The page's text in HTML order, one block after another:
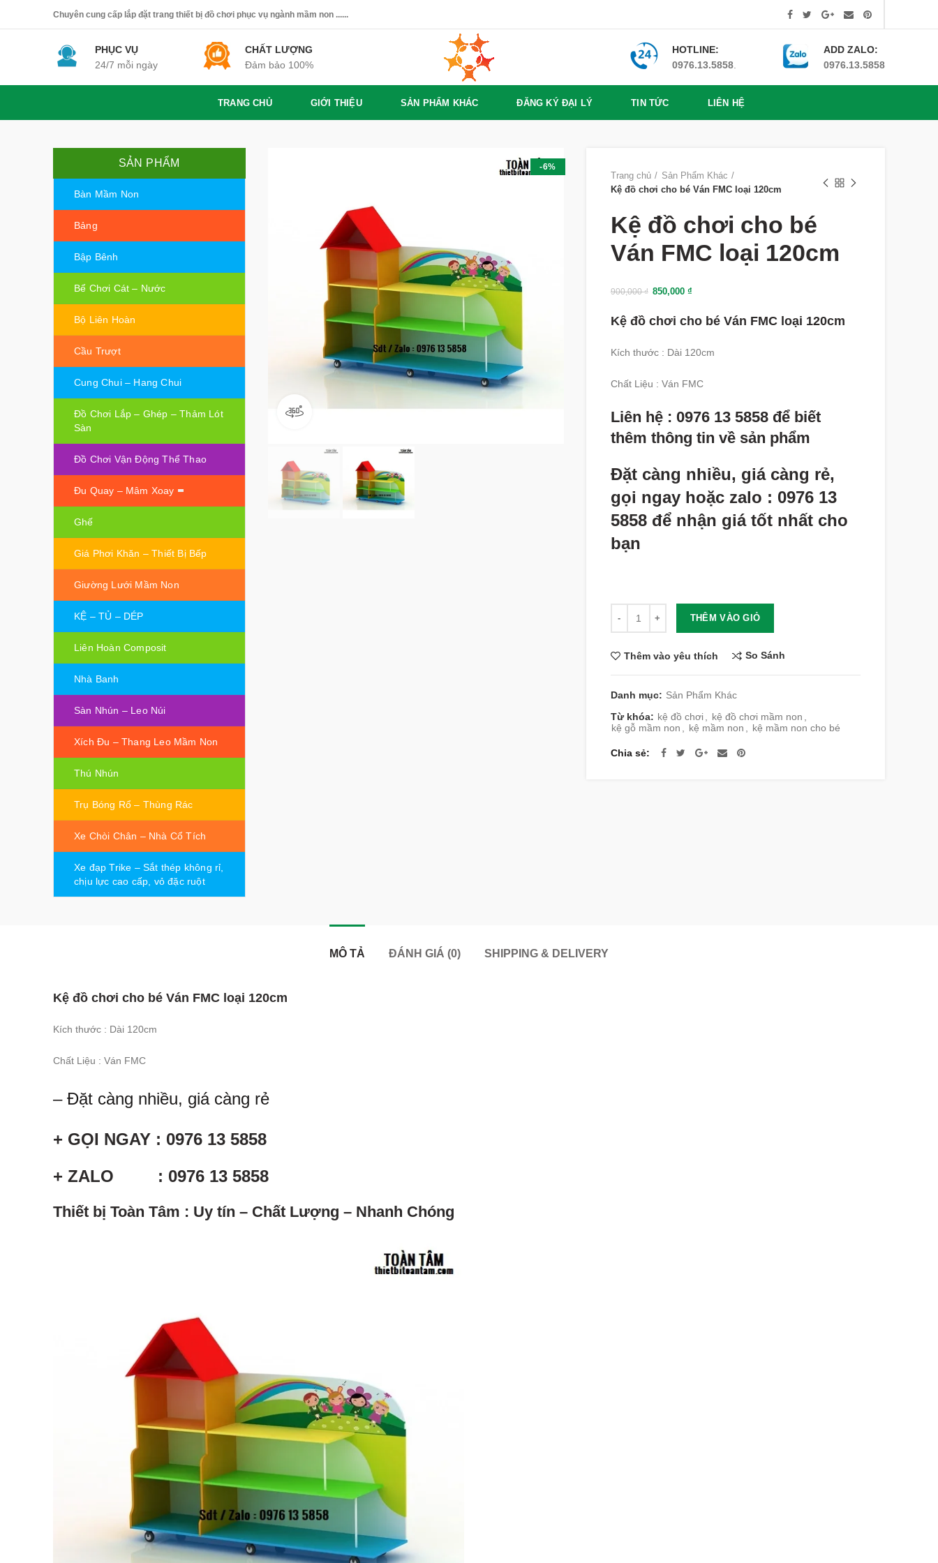
Chuyên cung cấp lắp đặt trang thiết bị đồ chơi phục vụ ngành mầm non ......
PHỤC VỤ
24/7 mỗi ngày
CHẤT LƯỢNG
Đảm bảo 100%
HOTLINE:
0976.13.5858
ADD ZALO:
0976.13.5858
TRANG CHỦ GIỚI THIỆU SẢN PHẨM KHÁC ĐĂNG KÝ ĐẠI LÝ TIN TỨC LIÊN HỆ
-6%
360 product view
Trang chủ
Sản Phẩm Khác
Kệ đồ chơi cho bé Ván FMC loại 120cm
Kệ đồ chơi cho bé
Ván FMC loại 120cm
900,000₫ 850,000 ₫
Kệ đồ chơi cho bé Ván FMC loại 120cm
Kích thước : Dài 120cm
Chất Liệu : Ván FMC
Liên hệ : 0976 13 5858 để biết
thêm thông tin về sản phẩm
Đặt càng nhiều, giá càng rẻ,
gọi ngay hoặc zalo : 0976 13
5858 để nhận giá tốt nhất cho
bạn
THÊM VÀO GIỎ
Thêm vào yêu thích So Sánh
Danh mục: Sản Phẩm Khác
Từ khóa: kệ đồ chơi , kệ đồ chơi mầm non ,
kệ gỗ mầm non , kệ mầm non , kệ mầm non cho bé
Chia sẻ
SẢN PHẨM
Bàn Mầm Non
Bảng
Bập Bênh
Bể Chơi Cát – Nước
Bộ Liên Hoàn
Cầu Trượt
Cung Chui – Hang Chui
Đồ Chơi Lắp – Ghép – Thảm Lót
Sàn
Đồ Chơi Vận Động Thể Thao
Đu Quay – Mâm Xoay
Ghế
Giá Phơi Khăn – Thiết Bị Bếp
Giường Lưới Mầm Non
KỆ – TỦ – DÉP
Liên Hoàn Composit
Nhà Banh
Sàn Nhún – Leo Núi
Xích Đu – Thang Leo Mầm Non
Thú Nhún
Trụ Bóng Rổ – Thùng Rác
Xe Chòi Chân – Nhà Cổ Tích
Xe đạp Trike – Sắt thép không rỉ,
chịu lực cao cấp, vỏ đặc ruột
MÔ TẢ ĐÁNH GIÁ (0) SHIPPING & DELIVERY
Kệ đồ chơi cho bé Ván FMC loại 120cm
Kích thước : Dài 120cm
Chất Liệu : Ván FMC
– Đặt càng nhiều, giá càng rẻ
+ GỌI NGAY : 0976 13 5858
+ ZALO : 0976 13 5858
Thiết bị Toàn Tâm : Uy tín – Chất Lượng – Nhanh Chóng